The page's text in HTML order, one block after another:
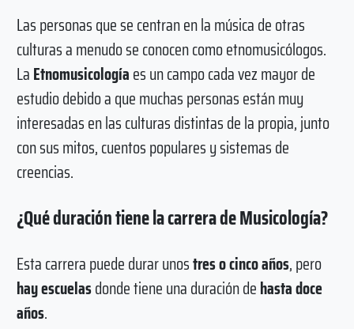
Las personas que se centran en la música de otras
culturas a menudo se conocen como etnomusicólogos.
LaEtnomusicologíaes un campo cada vez mayor de
estudio debido a que muchas personas están muy
interesadas ​​en las culturas distintas de la propia, junto
con sus mitos, cuentos populares y sistemas de
creencias.
¿Qué duración tiene la carrera de Musicología?
Esta carrera puede durar unostres o cinco años, pero
hay escuelasdonde tiene una duración dehasta doce
años.